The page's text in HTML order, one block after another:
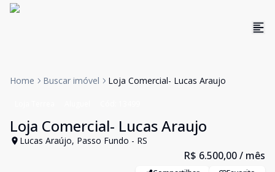
Home Buscar imóvel Loja Comercial- Lucas Araujo
Loja Comercial- Lucas Araujo
Lucas Araújo, Passo Fundo - RS
R$ 6.500,00/ mês